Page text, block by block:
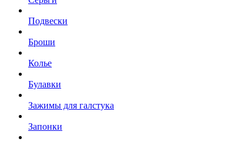
Подвески
Броши
Колье
Булавки
Зажимы для галстука
Запонки